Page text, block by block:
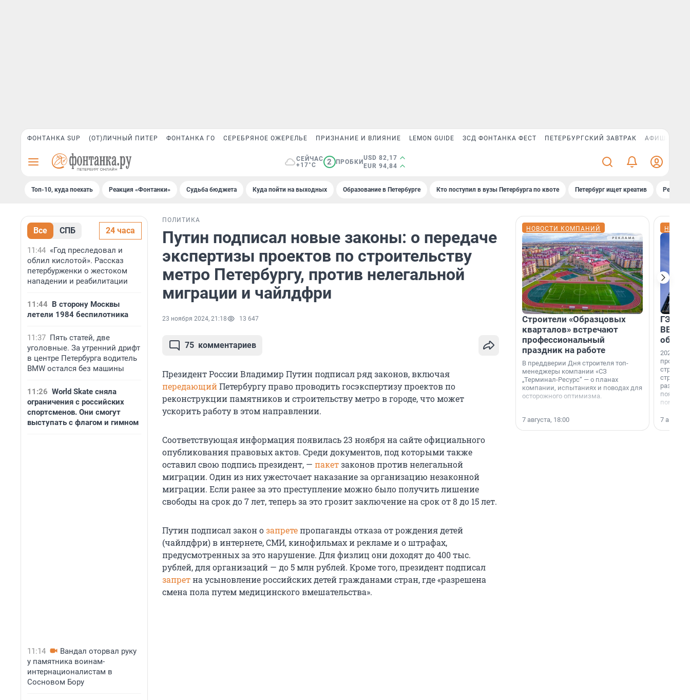
ФОНТАНКА SUP (ОТ)ЛИЧНЫЙ ПИТЕР ФОНТАНКА ГО СЕРЕБРЯНОЕ ОЖЕРЕЛЬЕ ПРИЗНАНИЕ И ВЛИЯНИЕ LEMON GUIDE ЗСД ФОНТАНКА ФЕСТ ПЕТЕРБУРГСКИЙ ЗАВТРАК АФИША PLUS
СЕЙЧАС
+17°C
2 ПРОБКИ
USD 82,17
EUR 94,84
Топ-10, куда поехать Реакция «Фонтанки» Судьба бюджета Куда пойти на выходных Образование в Петербурге Кто поступил в вузы Петербурга по квоте Петербург ищет креатив
Все СПБ 24 часа
11:44 «Год преследовал и
облил кислотой». Рассказ
петербурженки о жестоком
нападении и реабилитации
11:44 В сторону Москвы
летели 1984 беспилотника
11:37 Пять статей, две
уголовные. За утренний дрифт
в центре Петербурга водитель
BMW остался без машины
11:26 World Skate сняла
ограничения с российских
спортсменов. Они смогут
выступать с флагом и гимном
11:14
Вандал оторвал руку
у памятника воинам-
интернационалистам в
Сосновом Бору
ПОЛИТИКА
Путин подписал новые законы: о передаче
экспертизы проектов по строительству
метро Петербургу, против нелегальной
миграции и чайлдфри
23 ноября 2024, 21:18 13 647
75 комментариев
Президент России Владимир Путин подписал ряд законов, включая
передающийПетербургу право проводить госэкспертизу проектов по
реконструкции памятников и строительству метро в городе, что может
ускорить работу в этом направлении.
Соответствующая информация появилась 23 ноября на сайте официального
опубликования правовых актов. Среди документов, под которыми также
оставил свою подпись президент, — пакетзаконов против нелегальной
миграции. Один из них ужесточает наказание за организацию незаконной
миграции. Если ранее за это преступление можно было получить лишение
свободы на срок до 7 лет, теперь за это грозит заключение на срок от 8 до 15 лет.
Путин подписал закон озапретепропаганды отказа от рождения детей
(чайлдфри) в интернете, СМИ, кинофильмах и рекламе и о штрафах,
предусмотренных за это нарушение. Для физлиц они доходят до 400 тыс.
рублей, для организаций — до 5 млн рублей. Кроме того, президент подписал
запретна усыновление российских детей гражданами стран, где «разрешена
смена пола путем медицинского вмешательства».
НОВОСТИ КОМПАНИЙ
Строители «Образцовых
кварталов» встречают
профессиональный
праздник на работе
В преддверии Дня строителя топ-
менеджеры компании «СЗ
„Терминал-Ресурс“ — о планах
компании, испытаниях и поводах для
осторожного оптимизма.
7 августа, 18:00
ГЭС,
ВВП: в
об
2026-й —
раз. В
7